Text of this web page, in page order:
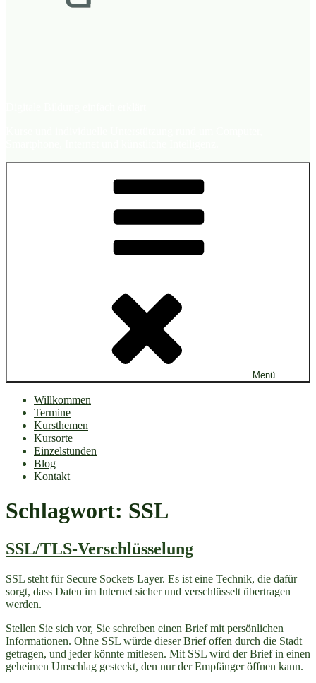
Menü
Willkommen
Termine
Kursthemen
Kursorte
Einzelstunden
Blog
Kontakt
Schlagwort: SSL
SSL/TLS-Verschlüsselung
SSL steht für Secure Sockets Layer. Es ist eine Technik, die dafür
sorgt, dass Daten im Internet sicher und verschlüsselt übertragen
werden.
Stellen Sie sich vor, Sie schreiben einen Brief mit persönlichen
Informationen. Ohne SSL würde dieser Brief offen durch die Stadt
getragen, und jeder könnte mitlesen. Mit SSL wird der Brief in einen
geheimen Umschlag gesteckt, den nur der Empfänger öffnen kann.